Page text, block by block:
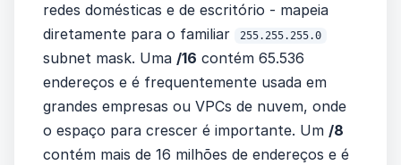
redes domésticas e de escritório - mapeia
diretamente para o familiar
255.255.255.0
subnet mask. Uma /16 contém 65.536
endereços e é frequentemente usada em
grandes empresas ou VPCs de nuvem, onde
o espaço para crescer é importante. Um /8
contém mais de 16 milhões de endereços e é